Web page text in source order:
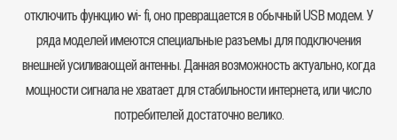
отключить функцию wi- fi, оно превращается в обычныйUSB модем. У
ряда моделей имеются специальные разъемы для подключения
внешней усиливающей антенны. Данная возможность актуально, когда
мощности сигнала не хватает для стабильности интернета, или число
потребителей достаточно велико.